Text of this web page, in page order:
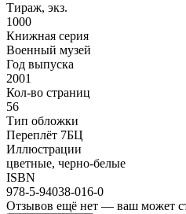
Тираж, экз.
1000
Книжная серия
Военный музей
Год выпуска
2001
Кол-во страниц
56
Тип обложки
Переплёт 7БЦ
Иллюстрации
цветные, черно-белые
ISBN
978-5-94038-016-0
Отзывов ещё нет — ваш может